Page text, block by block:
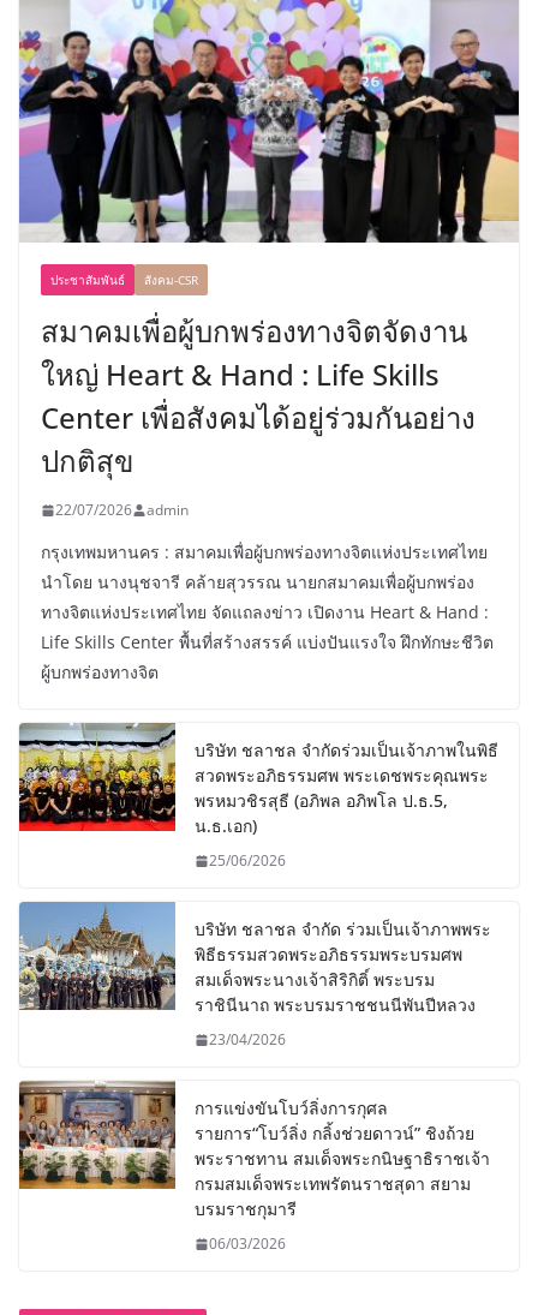
ประชาสัมพันธ์ สังคม-CSR
สมาคมเพื่อผู้บกพร่องทางจิตจัดงาน
ใหญ่ Heart & Hand : Life Skills
Center เพื่อสังคมได้อยู่ร่วมกันอย่าง
ปกติสุข
22/07/2026 admin
กรุงเทพมหานคร : สมาคมเพื่อผู้บกพร่องทางจิตแห่งประเทศไทย
นำโดย นางนุชจารี คล้ายสุวรรณ นายกสมาคมเพื่อผู้บกพร่อง
ทางจิตแห่งประเทศไทย จัดแถลงข่าว เปิดงาน Heart & Hand :
Life Skills Center พื้นที่สร้างสรรค์ แบ่งปันแรงใจ ฝึกทักษะชีวิต
ผู้บกพร่องทางจิต
บริษัท ชลาชล จำกัดร่วมเป็นเจ้าภาพในพิธี
สวดพระอภิธรรมศพ พระเดชพระคุณพระ
พรหมวชิรสุธี (อภิพล อภิพโล ป.ธ.5,
น.ธ.เอก)
25/06/2026
บริษัท ชลาชล จำกัด ร่วมเป็นเจ้าภาพพระ
พิธีธรรมสวดพระอภิธรรมพระบรมศพ
สมเด็จพระนางเจ้าสิริกิติ์ พระบรม
ราชินีนาถ พระบรมราชชนนีพันปีหลวง
23/04/2026
การแข่งขันโบว์ลิ่งการกุศล
รายการ“โบว์ลิ่ง กลิ้งช่วยดาวน์” ชิงถ้วย
พระราชทาน สมเด็จพระกนิษฐาธิราชเจ้า
กรมสมเด็จพระเทพรัตนราชสุดา สยาม
บรมราชกุมารี
06/03/2026